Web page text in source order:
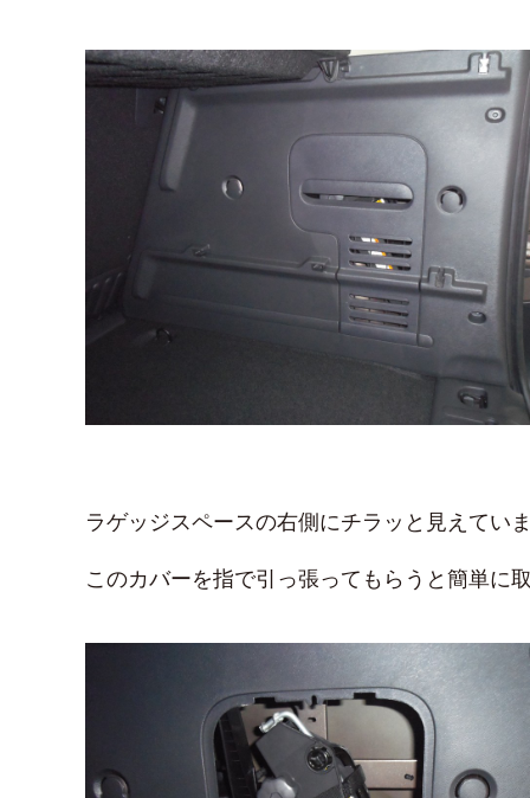
ラゲッジスペースの右側にチラッと見えてい
このカバーを指で引っ張ってもらうと簡単に